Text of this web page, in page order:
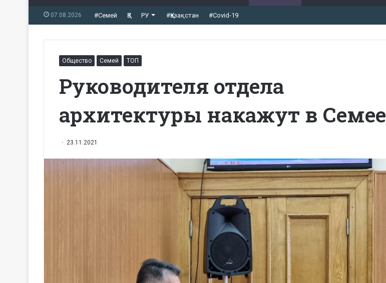
07.08.2026 #Семей ҚЗ РУ #Қазақстан #Covid-19
Общество Семей ТОП
Руководителя отдела
архитектуры накажут в Семее
23.11.2021